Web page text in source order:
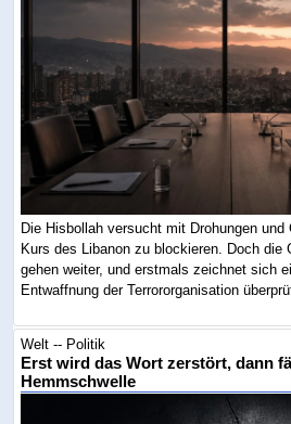
Die Hisbollah versucht mit Drohungen
Kurs des Libanon zu blockieren. Doch die
gehen weiter, und erstmals zeichnet sich
Entwaffnung der Terrororganisation
Welt -- Politik
Erst wird das Wort zerstört, dann
Hemmschwelle